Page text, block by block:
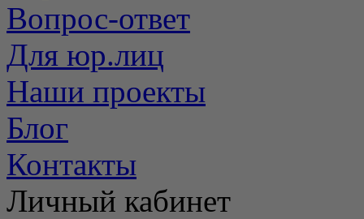
Вопрос-ответ
Для юр.лиц
Наши проекты
Блог
Контакты
Личный кабинет